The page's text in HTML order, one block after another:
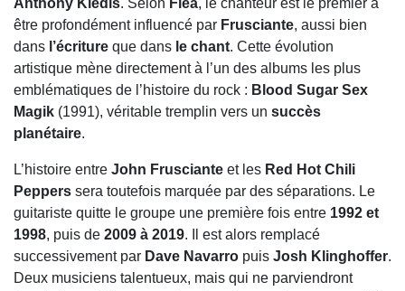
Anthony Kiedis. Selon Flea, le chanteur est le premier à
être profondément influencé par Frusciante, aussi bien
dans l’écriture que dans le chant. Cette évolution
artistique mène directement à l’un des albums les plus
emblématiques de l’histoire du rock : Blood Sugar Sex
Magik (1991), véritable tremplin vers un succès
planétaire.
L’histoire entre John Frusciante et les Red Hot Chili
Peppers sera toutefois marquée par des séparations. Le
guitariste quitte le groupe une première fois entre 1992 et
1998, puis de 2009 à 2019. Il est alors remplacé
successivement par Dave Navarro puis Josh Klinghoffer.
Deux musiciens talentueux, mais qui ne parviendront